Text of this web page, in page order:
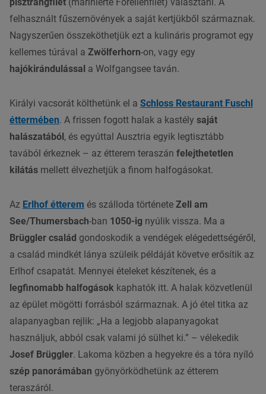
felhasznált fűszernövények a saját kertjükből származnak.
Nagyszerűen összeköthetjük ezt a kulináris programot egy
kellemes túrával a Zwölferhorn-on, vagy egy
hajókirándulással a Wolfgangsee taván.
Királyi vacsorát költhetünk el a Schloss Restaurant Fuschl
éttermében. A frissen fogott halak a kastély saját
halászatából, és egyúttal Ausztria egyik legtisztább
tavából érkeznek – az étterem teraszán felejthetetlen
kilátás mellett élvezhetjük a finom halfogásokat.
Az Erlhof étterem és szálloda története Zell am
See/Thumersbach-ban 1050-ig nyúlik vissza. Ma a
Brüggler család gondoskodik a vendégek elégedettségéről,
a család mindkét lánya szüleik példáját követve erősítik az
Erlhof csapatát. Mennyei ételeket készítenek, és a
legfinomabb halfogások kaphatók itt. A halak közvetlenül
az épület mögötti forrásból származnak. A jó étel titka az
alapanyagban rejlik: „Ha a legjobb alapanyagokat
használjuk, abból csak valami jó sülhet ki.” – vélekedik
Josef Brüggler. Lakoma közben a hegyekre és a tóra nyíló
szép panorámában gyönyörködhetünk az étterem
teraszáról.